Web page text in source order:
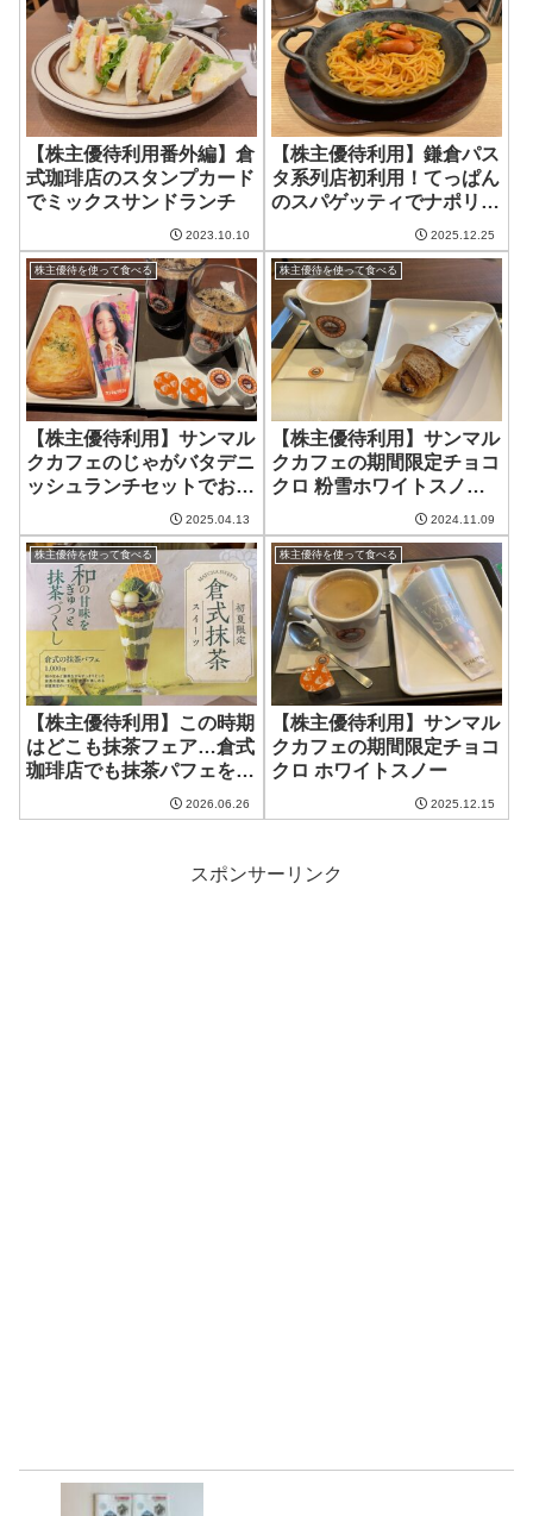
【株主優待利用番外編】倉
式珈琲店のスタンプカード
でミックスサンドランチ
2023.10.10
【株主優待利用】鎌倉パス
タ系列店初利用！てっぱん
のスパゲッティでナポリタ
2025.12.25
株主優待を使って食べる
【株主優待利用】サンマル
クカフェのじゃがバタデニ
ッシュランチセットでおや
2025.04.13
株主優待を使って食べる
【株主優待利用】サンマル
クカフェの期間限定チョコ
クロ 粉雪ホワイトスノー
2024.11.09
株主優待を使って食べる
【株主優待利用】この時期
はどこも抹茶フェア…倉式
珈琲店でも抹茶パフェを食
2026.06.26
株主優待を使って食べる
【株主優待利用】サンマル
クカフェの期間限定チョコ
クロ ホワイトスノー
2025.12.15
スポンサーリンク